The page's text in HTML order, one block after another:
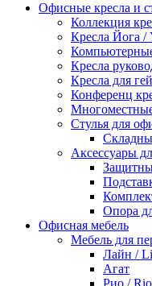
Офисные кресла и
Коллекция
Кресла Йога /
Кресла
Кресла для
Конференц
Стулья для
Аксессуары
Опора
Офисная мебель
Мебель для
Лайн /
Агат
Рио /